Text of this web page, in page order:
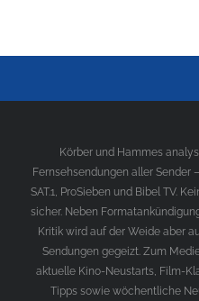
Körber und Hammes
Fernsehsendungen aller Sender
SAT.1, ProSieben und Bibel TV.
sicher. Neben
Kritik wird auf der Weide aber
Sendungen gegeizt. Zum
aktuelle Kino-Neustarts, Film-
Tipps sowie wöchentliche